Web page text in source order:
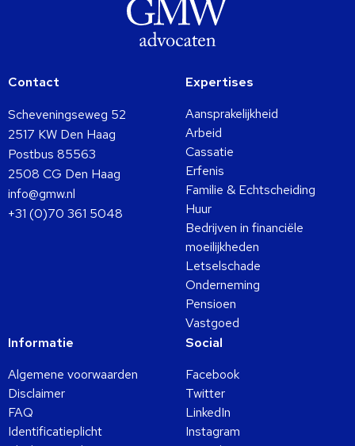
Contact
Scheveningseweg 52
2517 KW Den Haag
Postbus 85563
2508 CG Den Haag
info@gmw.nl
+31 (0)70 361 5048
Expertises
Aansprakelijkheid
Arbeid
Cassatie
Erfenis
Familie & Echtscheiding
Huur
Bedrijven in financiële
moeilijkheden
Letselschade
Onderneming
Pensioen
Vastgoed
Informatie
Algemene voorwaarden
Disclaimer
FAQ
Identificatieplicht
Social
Facebook
Twitter
LinkedIn
Instagram